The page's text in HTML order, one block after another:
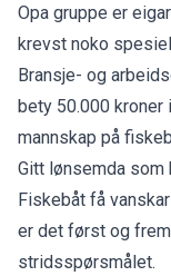
Opa gruppe er
krevst noko
Bransje- og
bety 50.000
mannskap på
Gitt lønsemda som
Fiskebåt få
er det først og
stridsspørsmålet.